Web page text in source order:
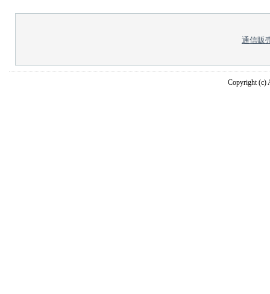
通信販
Copyright (c)